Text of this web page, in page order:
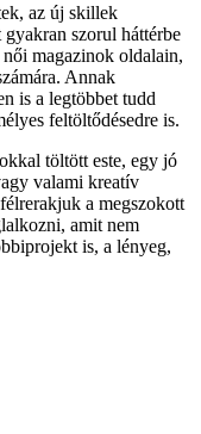
az új skillek
gyakran szorul háttérbe
magazinok oldalain,
Annak
is a legtöbbet tudd
feltöltődésedre is.
töltött este, egy jó
valami kreatív
a megszokott
amit nem
is, a lényeg,